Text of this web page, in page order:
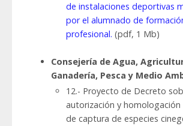
de instalaciones deportivas
por el alumnado de
profesional. (pdf, 1 Mb)
Consejería de Agua,
Ganadería, Pesca y Medio
12.- Proyecto de Decreto
autorización y
de captura de especies